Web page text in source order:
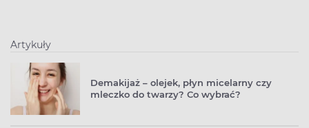
Artykuły
Demakijaż – olejek, płyn micelarny czy
mleczko do twarzy? Co wybrać?